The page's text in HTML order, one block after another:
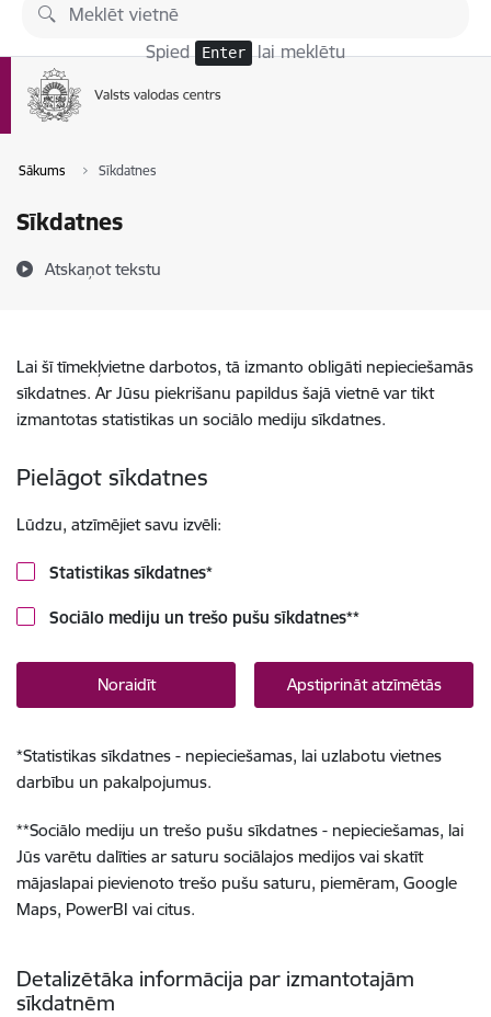
Pāriet uz lapas saturu
Spied Enter lai meklētu
Sākums Sīkdatnes
Sīkdatnes
Atskaņot tekstu
Lai šī tīmekļvietne darbotos, tā izmanto obligāti nepieciešamās
sīkdatnes. Ar Jūsu piekrišanu papildus šajā vietnē var tikt
izmantotas statistikas un sociālo mediju sīkdatnes.
Pielāgot sīkdatnes
Lūdzu, atzīmējiet savu izvēli:
Statistikas sīkdatnes*
Sociālo mediju un trešo pušu sīkdatnes**
Noraidīt Apstiprināt atzīmētās
*Statistikas sīkdatnes - nepieciešamas, lai uzlabotu vietnes
darbību un pakalpojumus.
**Sociālo mediju un trešo pušu sīkdatnes - nepieciešamas, lai
Jūs varētu dalīties ar saturu sociālajos medijos vai skatīt
mājaslapai pievienoto trešo pušu saturu, piemēram, Google
Maps, PowerBI vai citus.
Detalizētāka informācija par izmantotajām
sīkdatnēm